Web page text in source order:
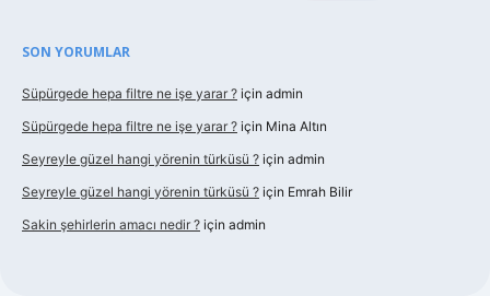
SON YORUMLAR
Süpürgede hepa filtre ne işe yarar ? için admin
Süpürgede hepa filtre ne işe yarar ? için Mina Altın
Seyreyle güzel hangi yörenin türküsü ? için admin
Seyreyle güzel hangi yörenin türküsü ? için Emrah Bilir
Sakin şehirlerin amacı nedir ? için admin